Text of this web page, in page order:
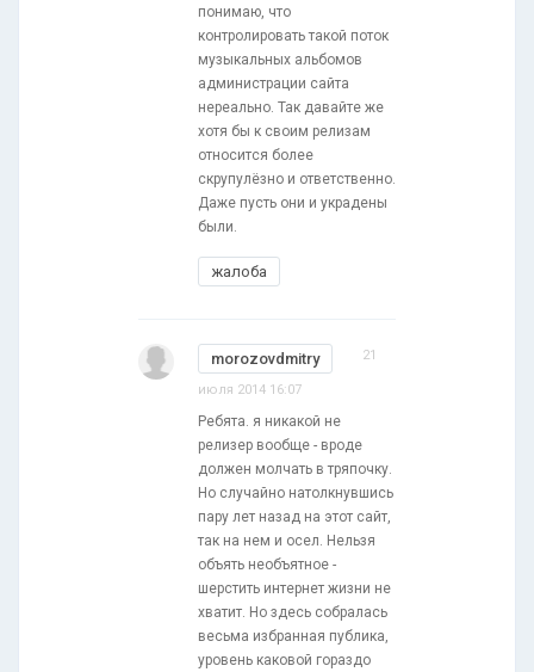
понимаю, что
контролировать такой поток
музыкальных альбомов
администрации сайта
нереально. Так давайте же
хотя бы к своим релизам
относится более
скрупулёзно и ответственно.
Даже пусть они и украдены
были.
жалоба
morozovdmitry 21
июля 2014 16:07
Ребята. я никакой не
релизер вообще - вроде
должен молчать в тряпочку.
Но случайно натолкнувшись
пару лет назад на этот сайт,
так на нем и осел. Нельзя
объять необъятное -
шерстить интернет жизни не
хватит. Но здесь собралась
весьма избранная публика,
уровень каковой гораздо